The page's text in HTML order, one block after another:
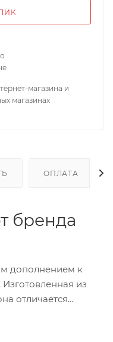
магазина и
магазинах
ОПЛАТА
бренда
дополнением к
из
отличается